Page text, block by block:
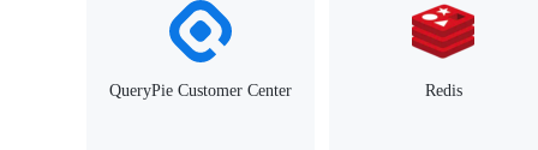
QueryPie Customer Center Redis